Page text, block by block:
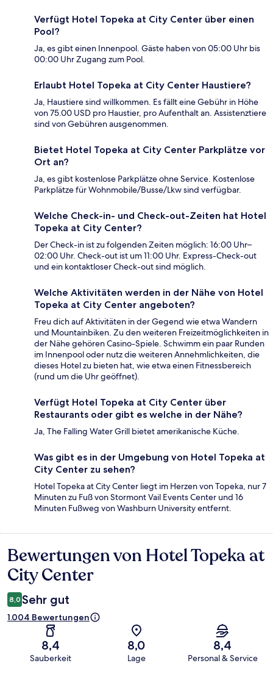
Verfügt Hotel Topeka at City Center über einen
Pool?
Ja, es gibt einen Innenpool. Gäste haben von 05:00 Uhr bis
00:00 Uhr Zugang zum Pool.
Erlaubt Hotel Topeka at City Center Haustiere?
Ja, Haustiere sind willkommen. Es fällt eine Gebühr in Höhe
von 75.00 USD pro Haustier, pro Aufenthalt an. Assistenztiere
sind von Gebühren ausgenommen.
Bietet Hotel Topeka at City Center Parkplätze vor
Ort an?
Ja, es gibt kostenlose Parkplätze ohne Service. Kostenlose
Parkplätze für Wohnmobile/Busse/Lkw sind verfügbar.
Welche Check-in- und Check-out-Zeiten hat Hotel
Topeka at City Center?
Der Check-in ist zu folgenden Zeiten möglich: 16:00 Uhr–
02:00 Uhr. Check-out ist um 11:00 Uhr. Express-Check-out
und ein kontaktloser Check-out sind möglich.
Welche Aktivitäten werden in der Nähe von Hotel
Topeka at City Center angeboten?
Freu dich auf Aktivitäten in der Gegend wie etwa Wandern
und Mountainbiken. Zu den weiteren Freizeitmöglichkeiten in
der Nähe gehören Casino-Spiele. Schwimm ein paar Runden
im Innenpool oder nutz die weiteren Annehmlichkeiten, die
dieses Hotel zu bieten hat, wie etwa einen Fitnessbereich
(rund um die Uhr geöffnet).
Verfügt Hotel Topeka at City Center über
Restaurants oder gibt es welche in der Nähe?
Ja, The Falling Water Grill bietet amerikanische Küche.
Was gibt es in der Umgebung von Hotel Topeka at
City Center zu sehen?
Hotel Topeka at City Center liegt im Herzen von Topeka, nur 7
Minuten zu Fuß von Stormont Vail Events Center und 16
Minuten Fußweg von Washburn University entfernt.
Bewertungen
Bewertungen von Hotel Topeka at
City Center
8,0 Sehr gut
1.004 Bewertungen
8,4
Sauberkeit
8,0
Lage
8,4
Personal & Service